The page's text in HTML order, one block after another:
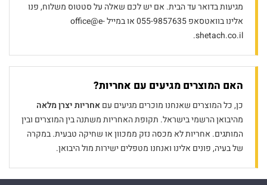
מגיעות בדואר עד הבית. אם יש לכם שאלה על סטטוס משלוח, פנו
אלינו בוואטסאפ 055-9857635 או במייל office@e-
shetach.co.il.
האם המוצרים מגיעים עם אחריות?
כן, כל המוצרים שאנחנו מוכרים מגיעים עםאחריות יצרן מלאה
מהיבואן הרשמי בישראל. תקופת האחריות משתנה בין המוצרים ובין
המותגים. אחריות לא מכסה נזק ממכוון או שחיקה טבעית. במקרה
של בעיה, פונים אלינו ואנחנו מטפלים ישירות מול היבואן.